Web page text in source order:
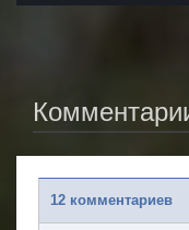
12 комментариев